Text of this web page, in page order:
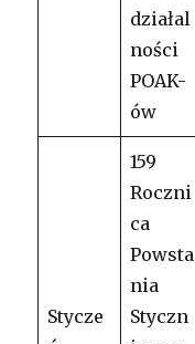
działal
ności
POAK-
ów
Stycze
159
Roczni
ca
Powsta
nia
Styczn